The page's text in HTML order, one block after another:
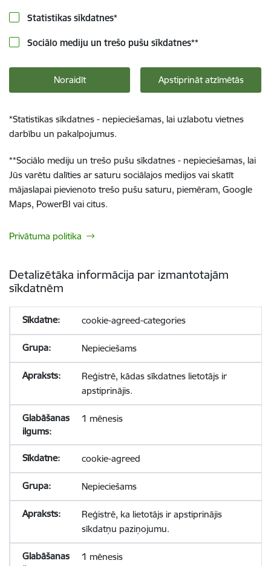
Statistikas sīkdatnes*
Sociālo mediju un trešo pušu sīkdatnes**
Noraidīt Apstiprināt atzīmētās
*Statistikas sīkdatnes - nepieciešamas, lai uzlabotu vietnes
darbību un pakalpojumus.
**Sociālo mediju un trešo pušu sīkdatnes - nepieciešamas, lai
Jūs varētu dalīties ar saturu sociālajos medijos vai skatīt
mājaslapai pievienoto trešo pušu saturu, piemēram, Google
Maps, PowerBI vai citus.
Privātuma politika
Detalizētāka informācija par izmantotajām
sīkdatnēm
cookie-agreed-categories
Nepieciešams
Reģistrē, kādas sīkdatnes lietotājs ir
apstiprinājis.
1 mēnesis
cookie-agreed
Nepieciešams
Reģistrē, ka lietotājs ir apstiprinājis
sīkdatņu paziņojumu.
1 mēnesis